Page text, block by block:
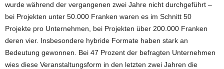
wurde während der vergangenen zwei Jahre nicht durchgeführt –
bei Projekten unter 50.000 Franken waren es im Schnitt 50
Projekte pro Unternehmen, bei Projekten über 200.000 Franken
deren vier. Insbesondere hybride Formate haben stark an
Bedeutung gewonnen. Bei 47 Prozent der befragten Unternehmen
wies diese Veranstaltungsform in den letzten zwei Jahren die